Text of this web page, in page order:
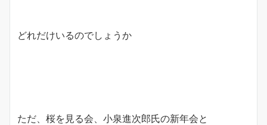
どれだけいるのでしょうか
ただ、桜を見る会、小泉進次郎氏の新年会と